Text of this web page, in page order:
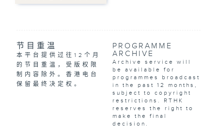
节目重温
本平台提供过往12个月
的节目重温，受版权限
制内容除外。香港电台
保留最终决定权。
PROGRAMME
ARCHIVE
Archive service will
be available for
programmes broadcast
in the past 12 months,
subject to copyright
restrictions. RTHK
reserves the right to
make the final
decision.